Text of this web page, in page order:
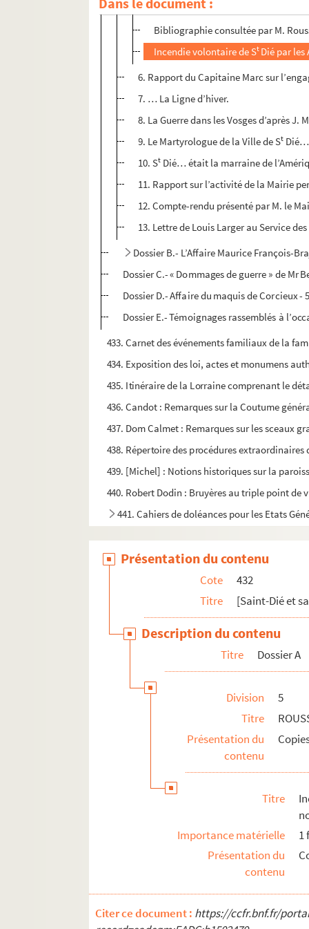
Notes de radio de M. Roussel.
Bibliographie consultée par M.
Incendie volontaire de St Dié par les
6. Rapport du Capitaine Marc sur
7. … La Ligne d’hiver.
8. La Guerre dans les Vosges d’après J.
9. Le Martyrologue de la Ville de St
10. St Dié… était la marraine de
11. Rapport sur l’activité de la Mairie
12. Compte-rendu présenté par M. le
13. Lettre de Louis Larger au Service
Dossier B.- L’Affaire Maurice François-
Dossier C.- « Dommages de guerre » de Mr
Dossier D.- Affaire du maquis de Corcieux -
Dossier E.- Témoignages rassemblés à
433. Carnet des événements familiaux de la
434. Exposition des loi, actes et monumens
435. Itinéraire de la Lorraine comprenant le
436. Candot : Remarques sur la Coutume
437. Dom Calmet : Remarques sur les sceaux
438. Répertoire des procédures
439. [Michel] : Notions historiques sur la
440. Robert Dodin : Bruyères au triple point
441. Cahiers de doléances pour les Etats
443. André Thirion : Eloge de l’indocilité
460. FAMILLE FEBVREL. Saint-Dié. I.
461. FAMILLE FEBVREL. Saint-Dié. II.
462. Pia Wendling-Deutsch : Claude Bassot
463. Michel Bisson : Images et architecture.
465. Œuvres théâtrales du Théâtre de
468. [Saint-Dié. Chapitre].- Maximes à
469. Registre des baptêmes, des mariages,
470. Registre des mariages de la paroisse de
471. Registre des baptêmes de la paroisse de
472. Registre des enterrements de la paroisse
473. Registre des mariages de la paroisse de
474. Registre des enterrements de la paroisse
476. COINCHES (paroisse).- Comptes
Présentation du contenu
Cote
432
Titre
[Saint-Dié et
Description du contenu
Titre Dossier A
Division
5
Titre
Présentation du
contenu
Titre
Importance matérielle
1
Présentation du
contenu
Citer ce document : https://ccfr.bnf.fr/